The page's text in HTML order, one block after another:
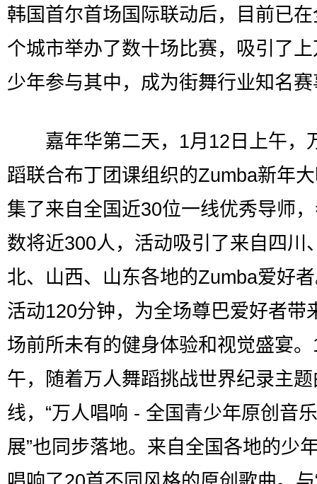
韩国首尔首场国际联动后，目前已
个城市举办了数十场比赛，吸引了
少年参与其中，成为街舞行业知名
嘉年华第二天，1月12日上午，
蹈联合布丁团课组织的Zumba新年
集了来自全国近30位一线优秀导师
数将近300人，活动吸引了来自四川
北、山西、山东各地的Zumba爱好
活动120分钟，为全场尊巴爱好者带
场前所未有的健身体验和视觉盛宴
午，随着万人舞蹈挑战世界纪录主
线，“万人唱响 - 全国青少年原创音
展”也同步落地。来自全国各地的少